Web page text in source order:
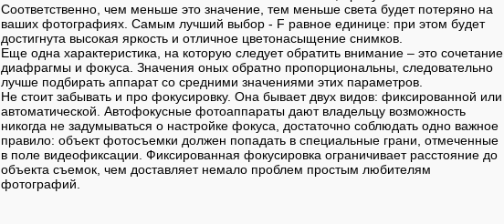
Соответственно, чем меньше это значение, тем меньше света будет потеряно на
ваших фотографиях. Самым лучший выбор - F равное единице: при этом будет
достигнута высокая яркость и отличное цветонасыщение снимков.
Еще одна характеристика, на которую следует обратить внимание – это сочетание
диафрагмы и фокуса. Значения оных обратно пропорциональны, следовательно
лучше подбирать аппарат со средними значениями этих параметров.
Не стоит забывать и про фокусировку. Она бывает двух видов: фиксированной или
автоматической. Автофокусные фотоаппараты дают владельцу возможность
никогда не задумываться о настройке фокуса, достаточно соблюдать одно важное
правило: объект фотосъемки должен попадать в специальные грани, отмеченные
в поле видеофиксации. Фиксированная фокусировка ограничивает расстояние до
объекта съемок, чем доставляет немало проблем простым любителям
фотографий.